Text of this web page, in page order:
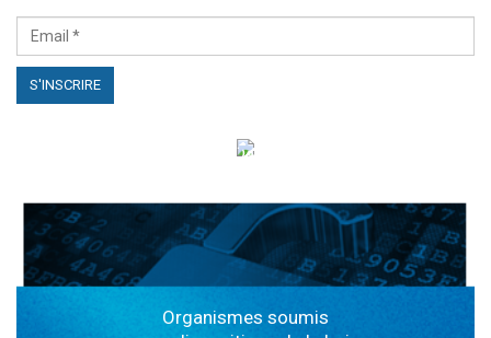
الهياكل الخاضعة لقانون النفاذ إلى المعلومة
Organismes soumis